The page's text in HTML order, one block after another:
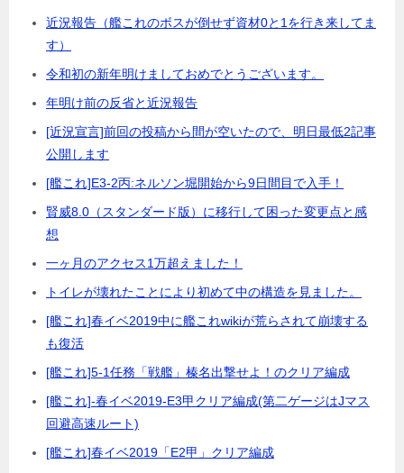
近況報告（艦これのボスが倒せず資材0と1を行き来してま
す）
令和初の新年明けましておめでとうございます。
年明け前の反省と近況報告
[近況宣言]前回の投稿から間が空いたので、明日最低2記事
公開します
[艦これ]E3-2丙:ネルソン堀開始から9日間目で入手！
賢威8.0（スタンダード版）に移行して困った変更点と感
想
一ヶ月のアクセス1万超えました！
トイレが壊れたことにより初めて中の構造を見ました。
[艦これ]春イベ2019中に艦これwikiが荒らされて崩壊する
も復活
[艦これ]5-1任務「戦艦」榛名出撃せよ！のクリア編成
[艦これ]-春イベ2019-E3甲クリア編成(第二ゲージはJマス
回避高速ルート)
[艦これ]春イベ2019「E2甲」クリア編成